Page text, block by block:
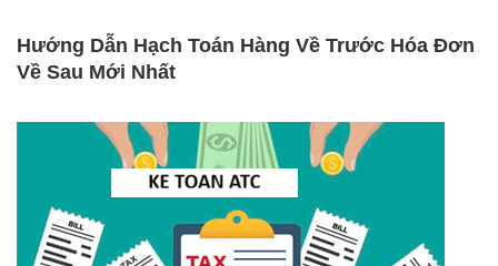
Hướng Dẫn Hạch Toán Hàng Về Trước Hóa Đơn
Về Sau Mới Nhất